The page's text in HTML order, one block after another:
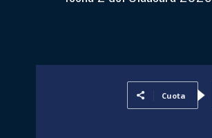
Cuota